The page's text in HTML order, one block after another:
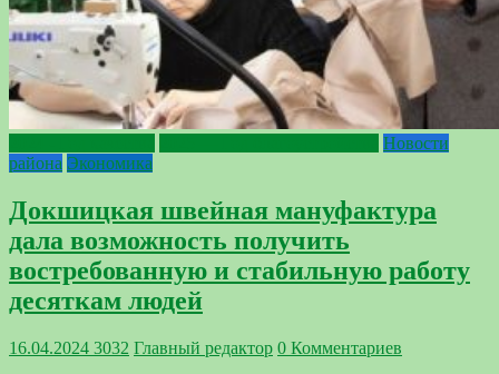
Новости
района Экономика
Докшицкая швейная мануфактура
дала возможность получить
востребованную и стабильную работу
десяткам людей
16.04.2024 3032 Главный редактор 0 Комментариев